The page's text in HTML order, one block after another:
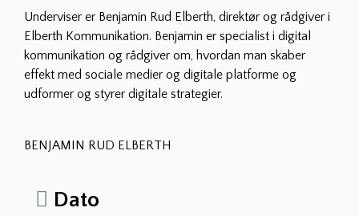
Underviser er Benjamin Rud Elberth, direktør og rådgiver i
Elberth Kommunikation. Benjamin er specialist i digital
kommunikation og rådgiver om, hvordan man skaber
effekt med sociale medier og digitale platforme og
udformer og styrer digitale strategier.
BENJAMIN RUD ELBERTH
Dato